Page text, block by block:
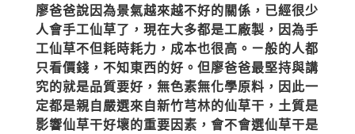
廖爸爸說因為景氣越來越不好的關係，已經很少
人會手工仙草了，現在大多都是工廠製，因為手
工仙草不但耗時耗力，成本也很高。ㄧ般的人都
只看價錢，不知東西的好。但廖爸爸最堅持與講
究的就是品質要好，無色素無化學原料，因此一
定都是親自嚴選來自新竹芎林的仙草干，土質是
影響仙草干好壞的重要因素，會不會選仙草干是